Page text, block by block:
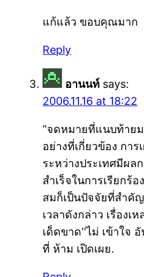
แก้แล้ว ขอบคุณมาก
Reply
อานนท์ says:
2006.11.16 at 18:22
“จดหมายที่แนบท้าย
อย่างที่เกี่ยวข้อง การ
ระหว่างประเทศมีผ
สำเร็จในการเรียกร้
สมก็เป็นปัจจัยที่สำคั
เวลาดังกล่าว เรื่องเ
เด็ดขาด''ไม่ เข้าใจ
ที่ ห้าม เปิดเผย.